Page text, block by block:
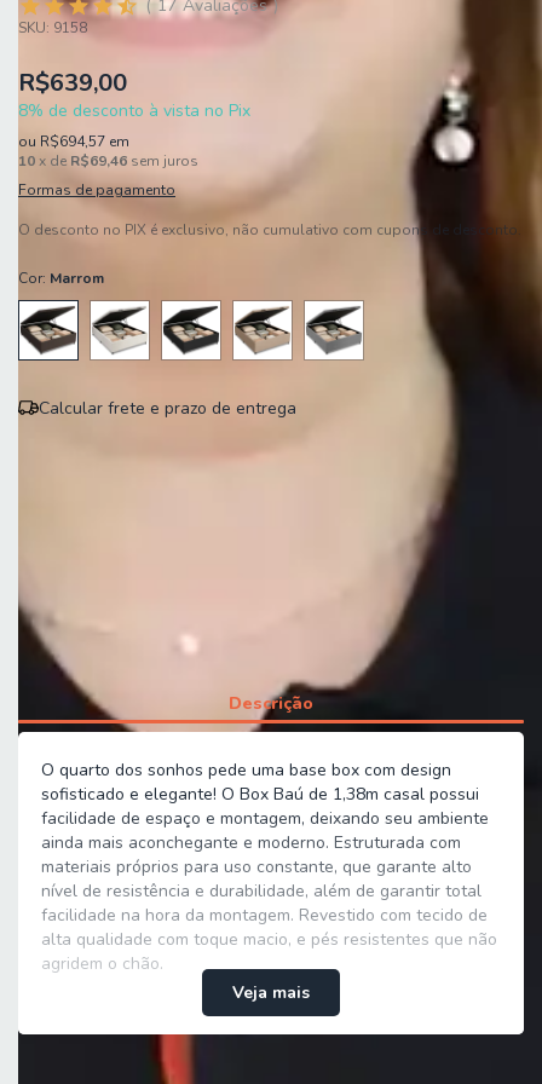
17 Avaliações
SKU: 9158
R$639,00
8% de desconto à vista no Pix
ou R$694,57 em
10x de R$69,46 sem juros
Formas de pagamento
O desconto no PIX é exclusivo, não cumulativo com cupons de desconto.
Cor: Marrom
Calcular frete e prazo de entrega
Peso 38,0 kg
Descrição
O quarto dos sonhos pede uma base box com design
sofisticado e elegante! O Box Baú de 1,38m casal possui
facilidade de espaço e montagem, deixando seu ambiente
ainda mais aconchegante e moderno. Estruturada com
materiais próprios para uso constante, que garante alto
nível de resistência e durabilidade, além de garantir total
facilidade na hora da montagem. Revestido com tecido de
alta qualidade com toque macio, e pés resistentes que não
agridem o chão.
Veja mais